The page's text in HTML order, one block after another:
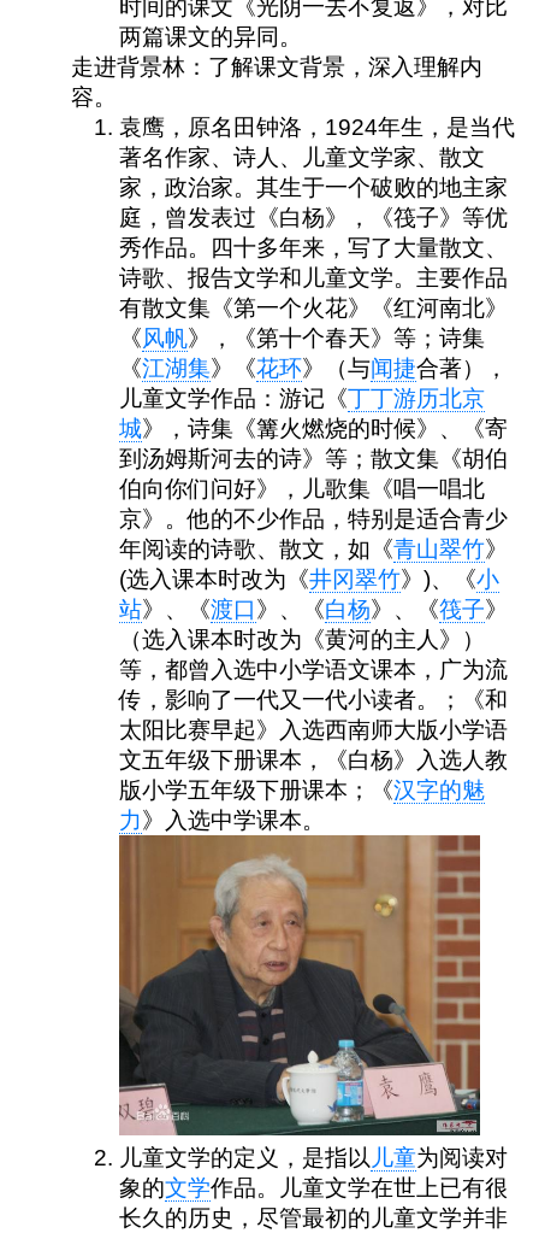
时间的课文《光阴一去不复返》，对比
两篇课文的异同。
走进背景林：了解课文背景，深入理解内
容。
袁鹰，原名田钟洛，1924年生，是当代
著名作家、诗人、儿童文学家、散文
家，政治家。其生于一个破败的地主家
庭，曾发表过《白杨》，《筏子》等优
秀作品。四十多年来，写了大量散文、
诗歌、报告文学和儿童文学。主要作品
有散文集《第一个火花》《红河南北》
《风帆》，《第十个春天》等；诗集
《江湖集》《花环》（与闻捷合著），
儿童文学作品：游记《丁丁游历北京
城》，诗集《篝火燃烧的时候》、《寄
到汤姆斯河去的诗》等；散文集《胡伯
伯向你们问好》，儿歌集《唱一唱北
京》。他的不少作品，特别是适合青少
年阅读的诗歌、散文，如《青山翠竹》
(选入课本时改为《井冈翠竹》)、《小
站》、《渡口》、《白杨》、《筏子》
（选入课本时改为《黄河的主人》）
等，都曾入选中小学语文课本，广为流
传，影响了一代又一代小读者。；《和
太阳比赛早起》入选西南师大版小学语
文五年级下册课本，《白杨》入选人教
版小学五年级下册课本；《汉字的魅
力》入选中学课本。
儿童文学的定义，是指以 儿童为阅读对
象的文学作品。儿童文学在世上已有很
长久的历史，尽管最初的儿童文学并非